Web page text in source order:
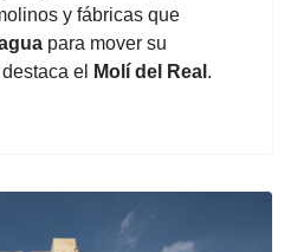
y fábricas que
para mover su
el
Molí del Real .